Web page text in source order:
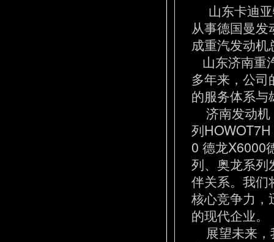
山东卡迪
从事德国曼
成重汽发动机
山东济南重
多年来，公
的服务体系
济南发动机
列
0 德龙X6000
列、奥龙系列
伴关系。我们
核心竞争力，
的现代企业。
展望未来，